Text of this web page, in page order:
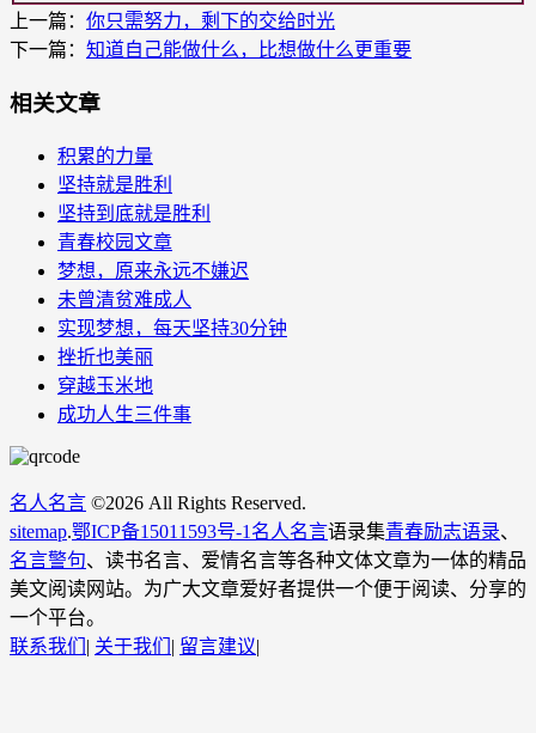
上一篇： 你只需努力，剩下的交给时光
下一篇： 知道自己能做什么，比想做什么更重要
相关文章
积累的力量
坚持就是胜利
坚持到底就是胜利
青春校园文章
梦想，原来永远不嫌迟
未曾清贫难成人
实现梦想，每天坚持30分钟
挫折也美丽
穿越玉米地
成功人生三件事
名人名言 ©2026 All Rights Reserved.
sitemap.鄂ICP备15011593号-1 名人名言语录集青春励志语录、
名言警句、读书名言、爱情名言等各种文体文章为一体的精品
美文阅读网站。为广大文章爱好者提供一个便于阅读、分享的
一个平台。
联系我们 | 关于我们 | 留言建议|